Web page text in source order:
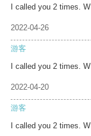
I called you 2 times. W
2022-04-26
游客
I called you 2 times. W
2022-04-20
游客
I called you 2 times. W